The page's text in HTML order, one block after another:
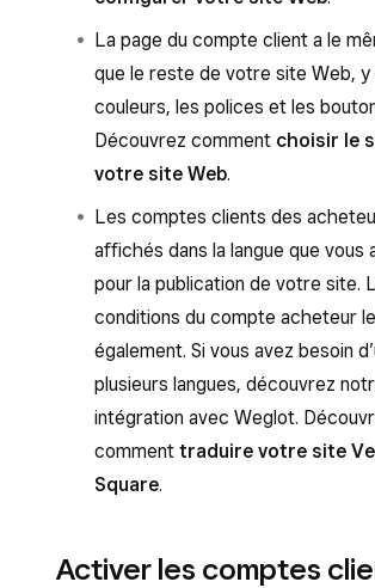
La page du compte client a le
que le reste de votre site Web, y
couleurs, les polices et les
Découvrez comment choisir le
votre site Web.
Les comptes clients des
affichés dans la langue que vous
pour la publication de votre site.
conditions du compte acheteur
également. Si vous avez besoin
plusieurs langues, découvrez
intégration avec Weglot.
comment traduire votre site
Square.
Activer les comptes